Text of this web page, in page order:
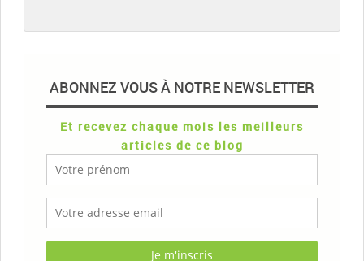
ABONNEZ VOUS À NOTRE NEWSLETTER
Et recevez chaque mois les meilleurs
articles de ce blog